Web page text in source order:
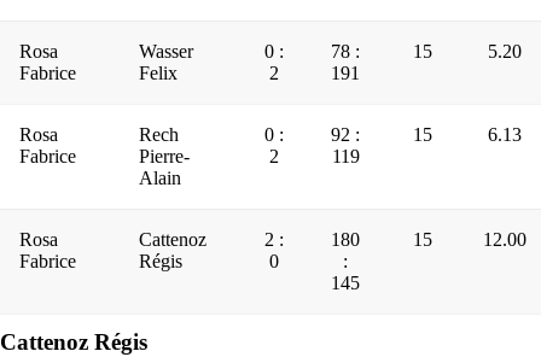
Rosa
Fabrice
Wasser
Felix
0 :
2
78 :
191
15 5.20
Rosa
Fabrice
Rech
Pierre-
Alain
0 :
2
92 :
119
15 6.13
Rosa
Fabrice
Cattenoz
Régis
2 :
0
180
:
145
15 12.00
Cattenoz Régis